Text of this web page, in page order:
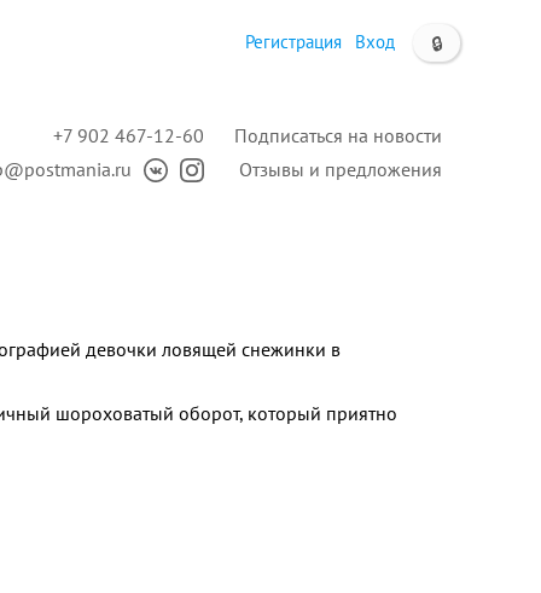
🔒
Регистрация Вход
Подписаться на новости
Отзывы и предложения
+7 902 467-12-60
девочки ловящей снежинки в
шороховатый оборот, который приятно